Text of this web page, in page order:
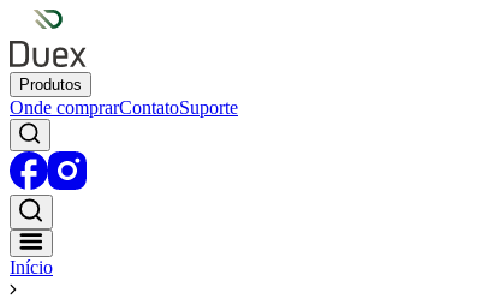
Produtos
Onde comprarContatoSuporte
Início